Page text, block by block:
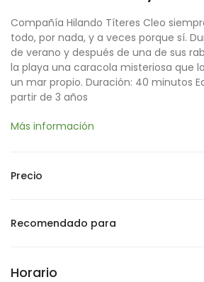
Compañía Hilando Títeres Cleo
todo, por nada, y a veces porque sí.
de verano y después de una de sus
la playa una caracola misteriosa que
un mar propio. Duración: 40 minutos
partir de 3 años
Más información
Precio
Recomendado para
Horario